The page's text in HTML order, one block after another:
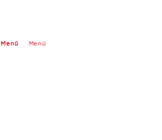
Menü Menü